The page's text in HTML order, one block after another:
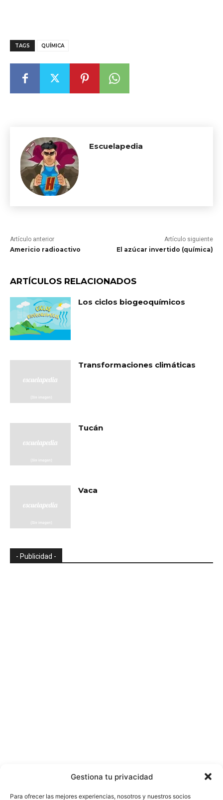
Gestiona tu privacidad
Para ofrecer las mejores experiencias, nosotros y nuestros socios
TAGS QUÍMICA
Escuelapedia
Artículo anterior
Americio radioactivo
Artículo siguiente
El azúcar invertido (química)
ARTÍCULOS RELACIONADOS
Los ciclos biogeoquímicos
Transformaciones climáticas
Tucán
Vaca
- Publicidad -